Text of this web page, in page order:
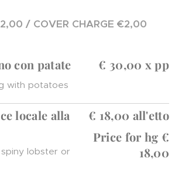
/ COVER CHARGE €2,00
con patate
with potatoes
€ 30,00 x pp
locale alla
lobster or
€ 18,00 all'etto
Price for hg €
18,00